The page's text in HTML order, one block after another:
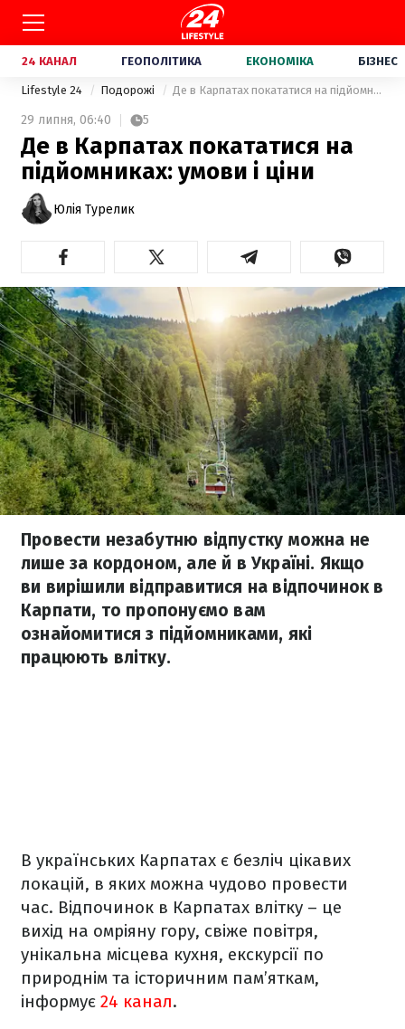
24 КАНАЛ ГЕОПОЛІТИКА ЕКОНОМІКА БІЗНЕС
Lifestyle 24 Подорожі Де в Карпатах покататися на підйомниках: умови і ціни
29 липня, 06:40 5
Де в Карпатах покататися на
підйомниках: умови і ціни
Юлія Турелик
Провести незабутню відпустку можна не
лише за кордоном, але й в Україні. Якщо
ви вирішили відправитися на відпочинок в
Карпати, то пропонуємо вам
ознайомитися з підйомниками, які
працюють влітку.
В українських Карпатах є безліч цікавих
локацій, в яких можна чудово провести
час. Відпочинок в Карпатах влітку – це
вихід на омріяну гору, свіже повітря,
унікальна місцева кухня, екскурсії по
природнім та історичним пам’яткам,
інформує 24 канал.